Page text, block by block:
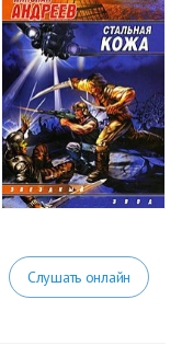
Слушать онлайн